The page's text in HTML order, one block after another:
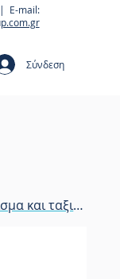
E-mail:
Σύνδεση
και ταξινόμηση